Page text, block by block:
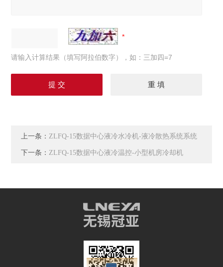
请输入计算结果（填写阿拉伯数字），如：三加四=7
上一条： ZLFQ-15数据中心液冷水冷机-液冷散热系统系统
下一条： ZLFQ-15数据中心液冷温控-小型机房冷却机